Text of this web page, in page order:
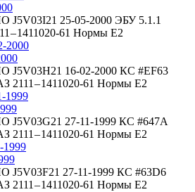
J5V03I21 25-05-2000 ЭБУ 5.1.1
– 1411020-61 Нормы Е2
J5V03H21 16-02-2000 КС #EF63
2111 – 1411020-61 Нормы Е2
J5V03G21 27-11-1999 КС #647A
2111 – 1411020-61 Нормы Е2
J5V03F21 27-11-1999 КС #63D6
2111 – 1411020-61 Нормы Е2